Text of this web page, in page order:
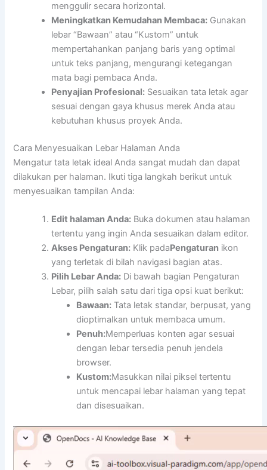
menggulir secara horizontal.
Meningkatkan Kemudahan Membaca: Gunakan
lebar “Bawaan” atau “Kustom” untuk
mempertahankan panjang baris yang optimal
untuk teks panjang, mengurangi ketegangan
mata bagi pembaca Anda.
Penyajian Profesional: Sesuaikan tata letak agar
sesuai dengan gaya khusus merek Anda atau
kebutuhan khusus proyek Anda.
Cara Menyesuaikan Lebar Halaman Anda
Mengatur tata letak ideal Anda sangat mudah dan dapat
dilakukan per halaman. Ikuti tiga langkah berikut untuk
menyesuaikan tampilan Anda:
Edit halaman Anda: Buka dokumen atau halaman
tertentu yang ingin Anda sesuaikan dalam editor.
Akses Pengaturan: Klik padaPengaturan ikon
yang terletak di bilah navigasi bagian atas.
Pilih Lebar Anda: Di bawah bagian Pengaturan
Lebar, pilih salah satu dari tiga opsi kuat berikut:
Bawaan: Tata letak standar, berpusat, yang
dioptimalkan untuk membaca umum.
Penuh:Memperluas konten agar sesuai
dengan lebar tersedia penuh jendela
browser.
Kustom:Masukkan nilai piksel tertentu
untuk mencapai lebar halaman yang tepat
dan disesuaikan.